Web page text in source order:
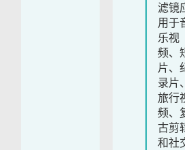
滤镜
用于
乐视
频、
片、
录片
旅行
频、
古剪
和社